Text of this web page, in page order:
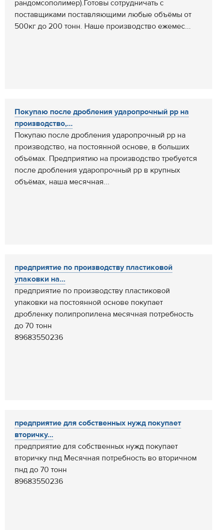
рандомсополимер).Готовы сотрудничать с
поставщиками поставляющими любые объёмы от
500кг до 200 тонн. Наше производство ежемес...
Покупаю после дробления ударопрочный pp на
производство,...
Покупаю после дробления ударопрочный pp на
производство, на постоянной основе, в больших
объёмах. Предприятию на производство требуется
после дробления ударопрочный pp в крупных
объёмах, наша месячная...
предприятие по производству пластиковой
упаковки на...
предприятие по производству пластиковой
упаковки на постоянной основе покупает
дробленку полипропилена месячная потребность
до 70 тонн
89683550236
предприятие для собственных нужд покупает
вторичку...
предприятие для собственных нужд покупает
вторичку пнд Месячная потребность во вторичном
пнд до 70 тонн
89683550236